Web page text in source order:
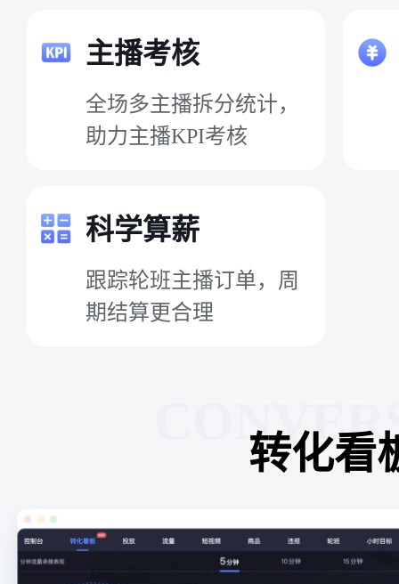
主播考核
全场多主播拆分统计，
助力主播KPI考核
科学算薪
跟踪轮班主播订单，周
期结算更合理
转化看